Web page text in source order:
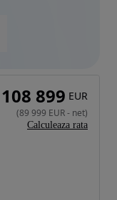
108 899 EUR
(89 999 EUR- net)
Calculeaza rata